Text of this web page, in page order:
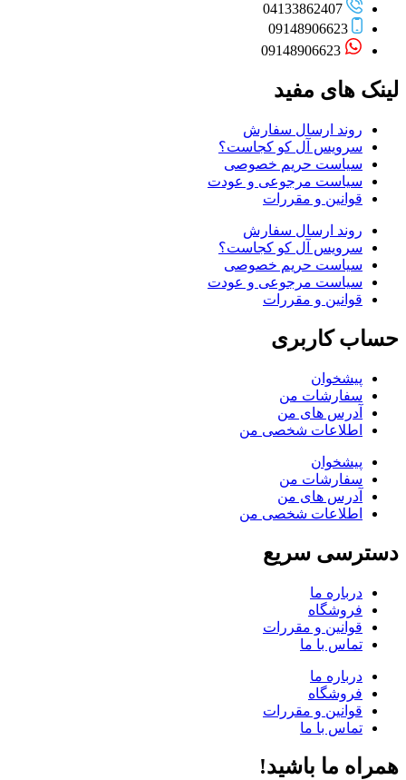
04133862407
09148906623
09148906623
لینک های مفید
روند ارسال سفارش
سرویس آل کو کجاست؟
سیاست حریم خصوصی
سیاست مرجوعی و عودت
قوانین و مقررات
روند ارسال سفارش
سرویس آل کو کجاست؟
سیاست حریم خصوصی
سیاست مرجوعی و عودت
قوانین و مقررات
حساب کاربری
پیشخوان
سفارشات من
آدرس های من
اطلاعات شخصی من
پیشخوان
سفارشات من
آدرس های من
اطلاعات شخصی من
دسترسی سریع
درباره ما
فروشگاه
قوانین و مقررات
تماس با ما
درباره ما
فروشگاه
قوانین و مقررات
تماس با ما
همراه ما باشید!